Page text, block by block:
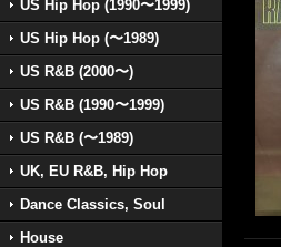
US Hip Hop (1990〜1999)
US Hip Hop (〜1989)
US R&B (2000〜)
US R&B (1990〜1999)
US R&B (〜1989)
UK, EU R&B, Hip Hop
Dance Classics, Soul
House